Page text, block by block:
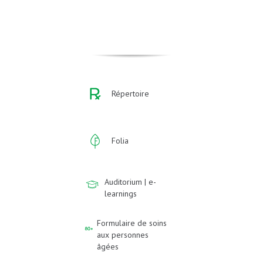
Répertoire
Folia
Auditorium | e-
learnings
Formulaire de soins
aux personnes
âgées